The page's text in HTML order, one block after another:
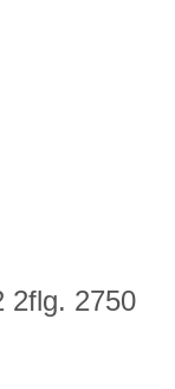
2flg. 2750